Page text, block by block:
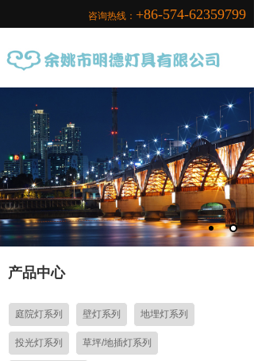
咨询热线： +86-574-62359799
产品中心
庭院灯系列 壁灯系列 地埋灯系列
投光灯系列 草坪/地插灯系列